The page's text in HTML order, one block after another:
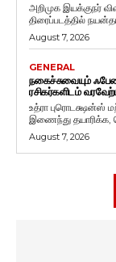
அறிமுக இயக்குநர்
திரைப்படத்தில்
August 7, 2026
GENERAL
நகைச்சுவையும்
ரசிகர்களிடம்
உத்ரா புரொடக்ஷன்ஸ்
இணைந்து தயாரிக்க,
August 7, 2026